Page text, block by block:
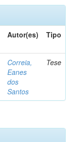
Autor(es) Tipo
Correia,
Eanes
dos
Santos
Tese